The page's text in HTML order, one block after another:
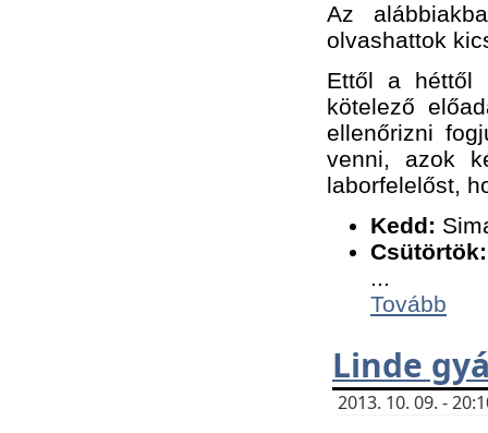
Az
olvashattok
Ettől a héttől
kötelező
ellenőrizni
venni, azok
laborfelelőst,
Kedd:
Csütörtök:
...
Tovább
Linde
2013. 10. 09. -